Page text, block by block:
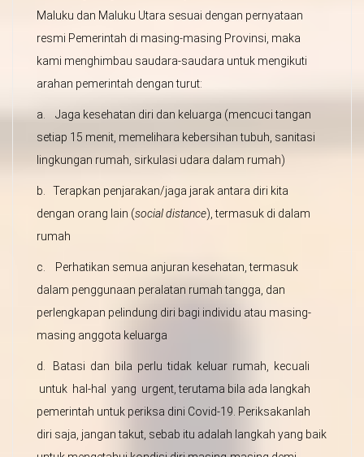
Maluku dan Maluku Utara sesuai dengan pernyataan
resmi Pemerintah di masing-masing Provinsi, maka
kami menghimbau saudara-saudara untuk mengikuti
arahan pemerintah dengan turut:
a. Jaga kesehatan diri dan keluarga (mencuci tangan
setiap 15 menit, memelihara kebersihan tubuh, sanitasi
lingkungan rumah, sirkulasi udara dalam rumah)
b. Terapkan penjarakan/jaga jarak antara diri kita
dengan orang lain (social distance), termasuk di dalam
rumah
c. Perhatikan semua anjuran kesehatan, termasuk
dalam penggunaan peralatan rumah tangga, dan
perlengkapan pelindung diri bagi individu atau masing-
masing anggota keluarga
d. Batasi dan bila perlu tidak keluar rumah, kecuali
untuk hal-hal yang urgent, terutama bila ada langkah
pemerintah untuk periksa dini Covid-19. Periksakanlah
diri saja, jangan takut, sebab itu adalah langkah yang baik